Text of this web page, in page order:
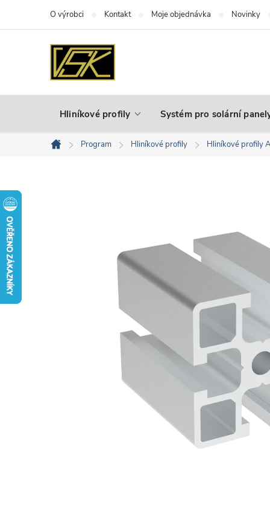
O výrobci Kontakt Moje objednávka Novinky
Hliníkové profily Systém pro solární
Domů
Program Hliníkové profily Hliníkové profily